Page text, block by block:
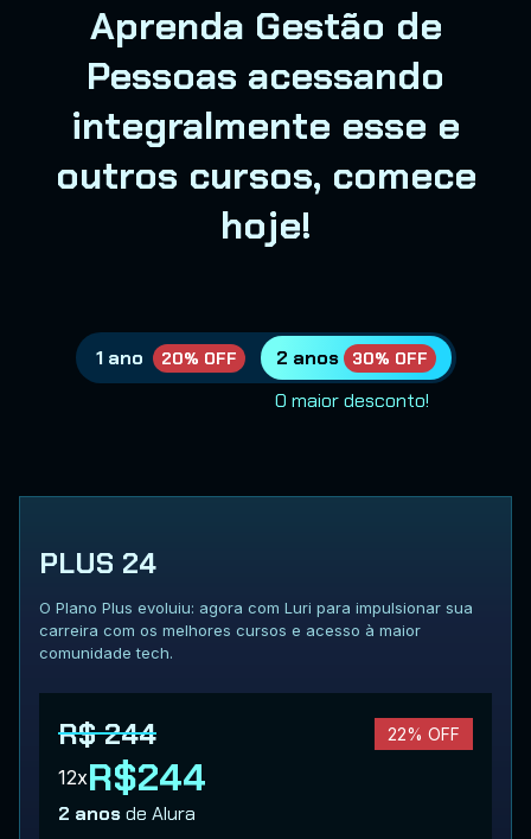
Aprenda Gestão de
Pessoas acessando
integralmente esse e
outros cursos, comece
hoje!
1 ano 20% OFF 2 anos 30% OFF
O maior desconto!
PLUS 24
O Plano Plus evoluiu: agora com Luri para impulsionar sua
carreira com os melhores cursos e acesso à maior
comunidade tech.
R$ 244 22% OFF
12xR$244
2 anosde Alura